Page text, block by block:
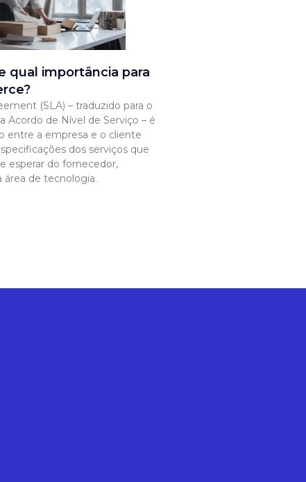
qual importância para
(SLA) – traduzido para o
Acordo de Nível de Serviço – é
entre a empresa e o cliente
dos serviços que
esperar do fornecedor,
área de tecnologia.